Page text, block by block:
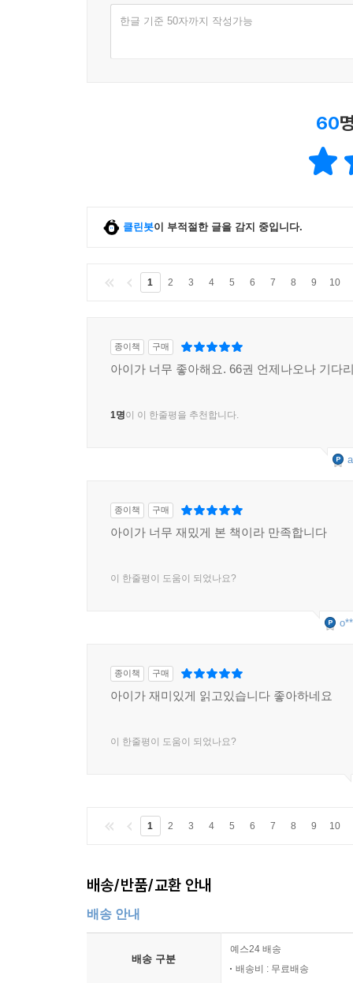
한글 기준 50자까지 작성가능
60
클린봇이 부적절한 글을 감지 중입니다.
1 2 3 4 5 6 7 8 9 10
종이책 구매
아이가 너무 좋아해요. 66권 언제나오나 기다
1명이 이 한줄평을 추천합니다.
종이책 구매
아이가 너무 재밌게 본 책이라 만족합니다
이 한줄평이 도움이 되었나요?
종이책 구매
아이가 재미있게 읽고있습니다 좋아하네요
이 한줄평이 도움이 되었나요?
1 2 3 4 5 6 7 8 9 10
배송/반품/교환 안내
배송 안내
배송 구분
예스24 배송
배송비 : 무료배송